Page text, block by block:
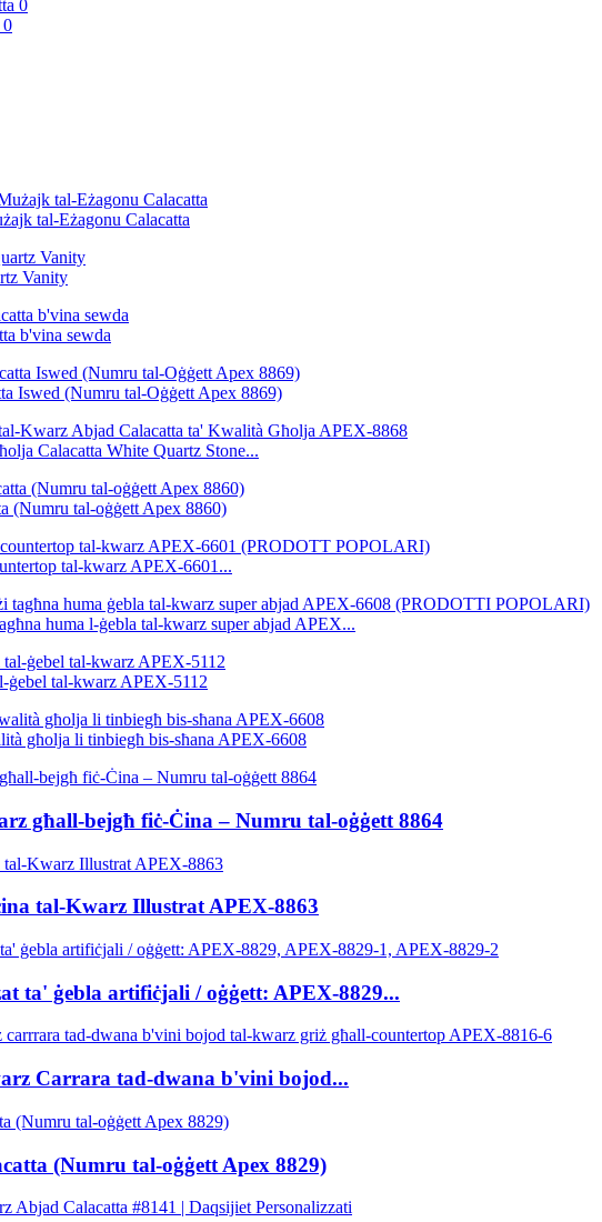
0
0
tal-Eżagonu Calacatta
Vanity
b'vina sewda
Iswed (Numru tal-Oġġett Apex 8869)
Calacatta White Quartz Stone...
(Numru tal-oġġett Apex 8860)
tal-kwarz APEX-6601...
huma l-ġebla tal-kwarz super abjad APEX...
ġebel tal-kwarz APEX-5112
għolja li tinbiegħ bis-sħana APEX-6608
għall-bejgħ fiċ-Ċina – Numru tal-oġġett 8864
tal-Kwarz Illustrat APEX-8863
ta' ġebla artifiċjali / oġġett: APEX-8829...
Carrara tad-dwana b'vini bojod...
(Numru tal-oġġett Apex 8829)